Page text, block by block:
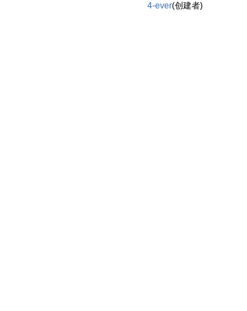
4-ever(创建者)